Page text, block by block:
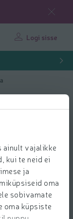
ainult vajalikke
kui te neid ei
ja
oma
sobivamate
oma küpsiste
Logi sisse